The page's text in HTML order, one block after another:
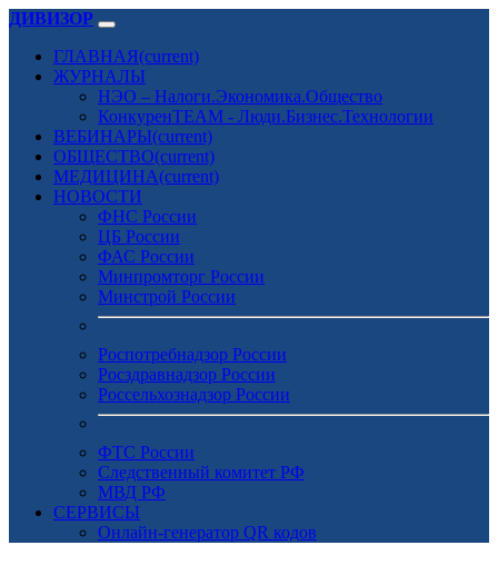
ДИВИЗОР
ГЛАВНАЯ(current)
ЖУРНАЛЫ
НЭО – Налоги.Экономика.Общество
КонкуренTEAM - Люди.Бизнес.Технологии
ВЕБИНАРЫ(current)
ОБЩЕСТВО(current)
МЕДИЦИНА(current)
НОВОСТИ
ФНС России
ЦБ России
ФАС России
Минпромторг России
Минстрой России
Роспотребнадзор России
Росздравнадзор России
Россельхознадзор России
ФТС России
Следственный комитет РФ
МВД РФ
СЕРВИСЫ
Онлайн-генератор QR кодов